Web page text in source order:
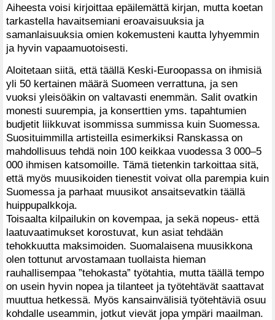
Aiheesta voisi kirjoittaa epäilemättä kirjan, mutta koetan
tarkastella havaitsemiani eroavaisuuksia ja
samanlaisuuksia omien kokemusteni kautta lyhyemmin
ja hyvin vapaamuotoisesti.
Aloitetaan siitä, että täällä Keski-Euroopassa on ihmisiä
yli 50 kertainen määrä Suomeen verrattuna, ja sen
vuoksi yleisöäkin on valtavasti enemmän. Salit ovatkin
monesti suurempia, ja konserttien yms. tapahtumien
budjetit liikkuvat isommissa summissa kuin Suomessa.
Suosituimmilla artisteilla esimerkiksi Ranskassa on
mahdollisuus tehdä noin 100 keikkaa vuodessa 3 000–5
000 ihmisen katsomoille. Tämä tietenkin tarkoittaa sitä,
että myös muusikoiden tienestit voivat olla parempia kuin
Suomessa ja parhaat muusikot ansaitsevatkin täällä
huippupalkkoja.
Toisaalta kilpailukin on kovempaa, ja sekä nopeus- että
laatuvaatimukset korostuvat, kun asiat tehdään
tehokkuutta maksimoiden. Suomalaisena muusikkona
olen tottunut arvostamaan tuollaista hieman
rauhallisempaa ”tehokasta” työtahtia, mutta täällä tempo
on usein hyvin nopea ja tilanteet ja työtehtävät saattavat
muuttua hetkessä. Myös kansainvälisiä työtehtäviä osuu
kohdalle useammin, jotkut vievät jopa ympäri maailman.